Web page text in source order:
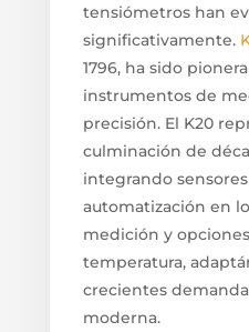
tensiómetros han
significativamente.
1796, ha sido
instrumentos de
precisión. El K20
culminación de
integrando
automatización en
medición y
temperatura,
crecientes
moderna.